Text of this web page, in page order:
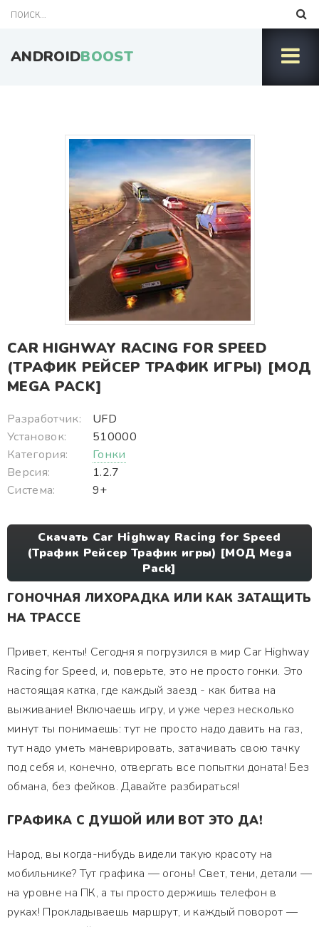
ANDROIDBOOST
CAR HIGHWAY RACING FOR SPEED
(ТРАФИК РЕЙСЕР ТРАФИК ИГРЫ) [МОД
MEGA PACK]
Разработчик:
UFD
Установок:
510000
Категория:
Гонки
Версия:
1.2.7
Система:
9+
Скачать Car Highway Racing for Speed
(Трафик Рейсер Трафик игры) [МОД Mega
Pack]
ГОНОЧНАЯ ЛИХОРАДКА ИЛИ КАК ЗАТАЩИТЬ
НА ТРАССЕ
Привет, кенты! Сегодня я погрузился в мир Car Highway
Racing for Speed, и, поверьте, это не просто гонки. Это
настоящая катка, где каждый заезд - как битва на
выживание! Включаешь игру, и уже через несколько
минут ты понимаешь: тут не просто надо давить на газ,
тут надо уметь маневрировать, затачивать свою тачку
под себя и, конечно, отвергать все попытки доната! Без
обмана, без фейков. Давайте разбираться!
ГРАФИКА С ДУШОЙ ИЛИ ВОТ ЭТО ДА!
Народ, вы когда-нибудь видели такую красоту на
мобильнике? Тут графика — огонь! Свет, тени, детали —
на уровне на ПК, а ты просто держишь телефон в
руках! Прокладываешь маршрут, и каждый поворот —